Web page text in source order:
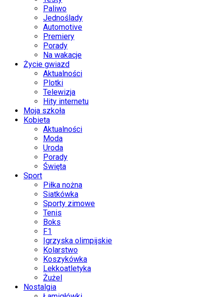
Paliwo
Jednoślady
Automotive
Premiery
Porady
Na wakacje
Życie gwiazd
Aktualności
Plotki
Telewizja
Hity internetu
Moja szkoła
Kobieta
Aktualności
Moda
Uroda
Porady
Święta
Sport
Piłka nożna
Siatkówka
Sporty zimowe
Tenis
Boks
F1
Igrzyska olimpijskie
Kolarstwo
Koszykówka
Lekkoatletyka
Żużel
Nostalgia